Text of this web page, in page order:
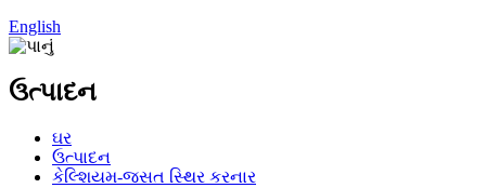
English
ઉત્પાદન
ઘર
ઉત્પાદન
કેલ્શિયમ-જસત સ્થિર કરનાર